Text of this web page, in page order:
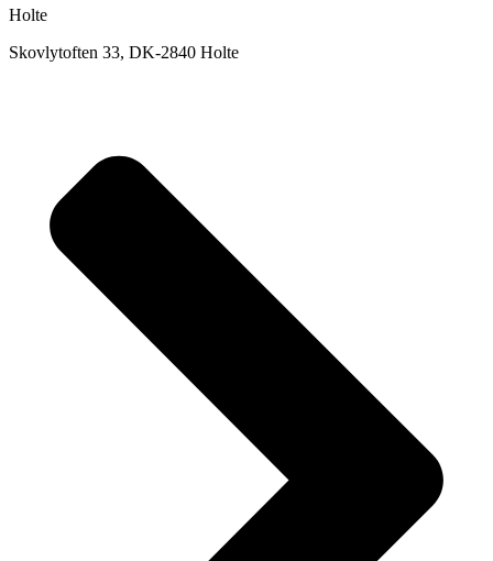
Holte
Skovlytoften 33, DK-2840 Holte